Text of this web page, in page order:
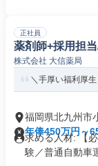
正社員
薬剤師+採用担
株式会社 大信薬局
＼手厚い福利厚
福岡県北九州市
年俸450万円～
求める人材: 【
験／普通自動車